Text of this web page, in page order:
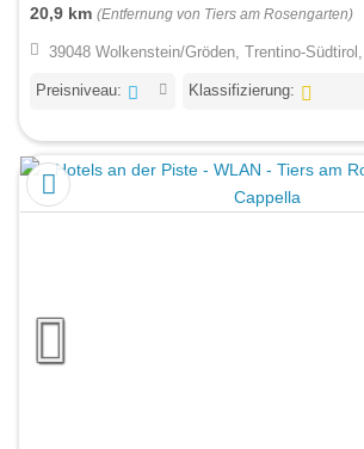
20,9 km (Entfernung von Tiers am Rosengarten)
39048 Wolkenstein/Gröden, Trentino-
Preisniveau: Klassifizierung: